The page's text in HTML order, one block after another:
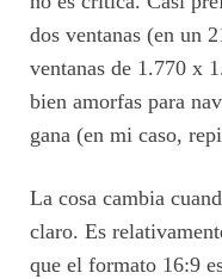
dos ventanas (en un
ventanas de 1.770 x
bien amorfas para
gana (en mi caso,
La cosa cambia
claro. Es
que el formato 16:9